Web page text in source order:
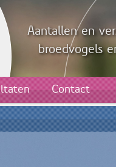
Aantallen en
broedvogels
Contact